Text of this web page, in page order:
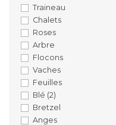
Traineau
Chalets
Roses
Arbre
Flocons
Vaches
Feuilles
Blé (2)
Bretzel
Anges